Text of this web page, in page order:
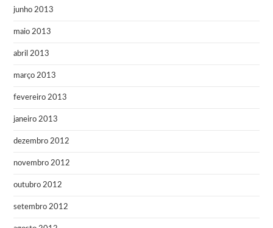
junho 2013
maio 2013
abril 2013
março 2013
fevereiro 2013
janeiro 2013
dezembro 2012
novembro 2012
outubro 2012
setembro 2012